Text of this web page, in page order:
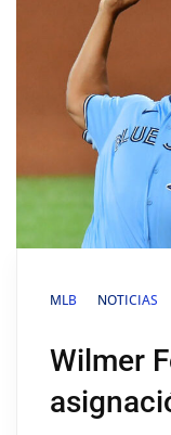
MLB NOTICIAS
Wilmer